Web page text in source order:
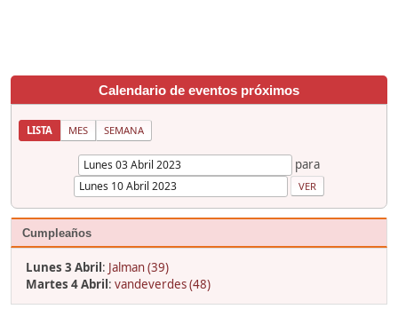
Calendario de eventos próximos
LISTA MES SEMANA
para
Cumpleaños
Lunes 3 Abril: Jalman (39)
Martes 4 Abril: vandeverdes (48)